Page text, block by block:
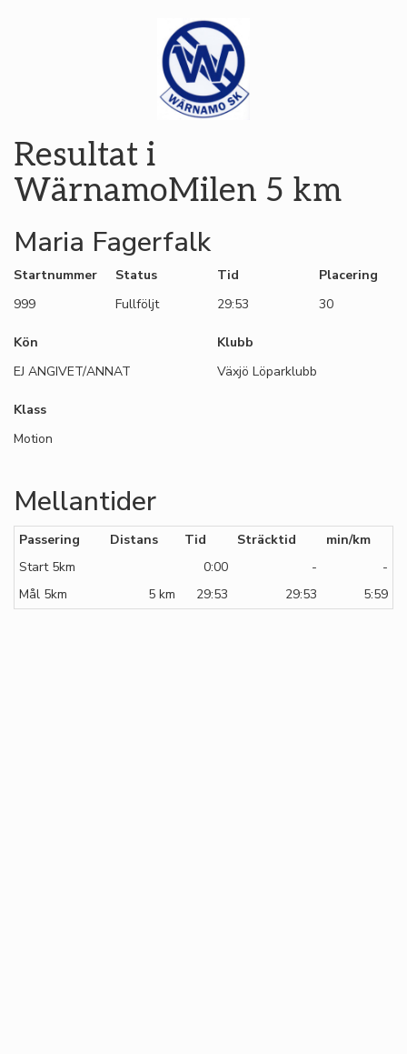
Resultat i
WärnamoMilen 5 km
Maria Fagerfalk
Startnummer
999
Status
Fullföljt
Tid
29:53
Placering
30
Kön
EJ ANGIVET/ANNAT
Klubb
Växjö Löparklubb
Klass
Motion
Mellantider
Passering Distans Tid Sträcktid
min/km
Start 5km
0:00 -
-
Mål 5km
5 km 29:53 29:53 5:59